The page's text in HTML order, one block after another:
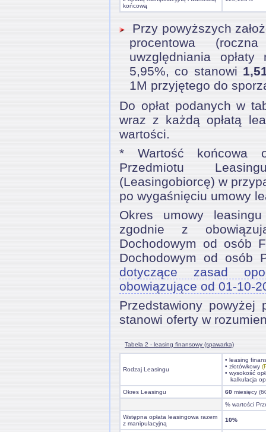
końcową
Przy powyższych
procentowa
uwzględniania
5,95%, co stanowi
1M przyjętego do
Do opłat podanych w
wraz z każdą opłatą
wartości.
* Wartość końcowa
Przedmiotu
(Leasingobiorcę) w
po wygaśnięciu umowy
Okres umowy
zgodnie z
Dochodowym od osób
Dochodowym od osób
dotyczące zasad
obowiązujące od 01-10-
Przedstawiony powyżej
stanowi oferty w
Tabela 2 - leasing finansowy (spawarka)
Rodzaj Leasingu
• leasing
• złotówkowy
• wysokość
kalkulacja
Okres Leasingu
60 miesięcy
% wartości
Wstępna opłata leasingowa razem
z manipulacyjną
10%